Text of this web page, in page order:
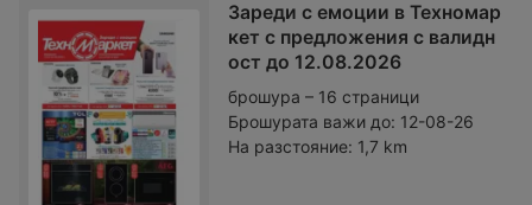
Зареди с емоции в Техномар
кет с предложения с валидн
ост до 12.08.2026
брошура – 16 страници
Брошурата важи до: 12-08-26
На разстояние: 1,7 km